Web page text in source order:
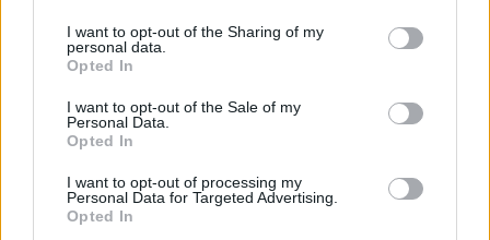
not limited to your visit or usage behaviour. You may click to
grant or deny consent to Google and its third-party tags to
use your data for below specified purposes in below Google
consent section.
I want to opt-out of the Sharing of my
personal data.
Opted In
I want to opt-out of the Sale of my
Personal Data.
Opted In
I want to opt-out of processing my
Personal Data for Targeted Advertising.
Opted In
Αν τα χάσατε